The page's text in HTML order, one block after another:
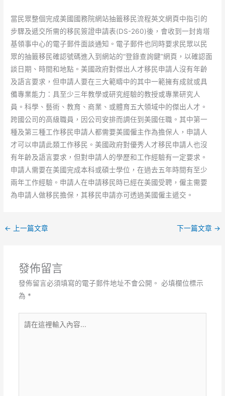
當民眾整個完成美國國務院網站抽籤移民流程英文網頁中指引的
步驟及遞交所需的移民簽證申請表(DS-260)後，會收到一封肯塔
基領事中心的電子郵件面談通知。電子郵件也同時要求民眾以民
眾的抽籤移民確認號碼進入到網站的“登錄查詢鍵”網頁，以確認面
談日期、時間和地點。美國政府對傑出人才移民申請人沒有年齡
及語言要求，但申請人要在三大範疇中的其中一範擁有成就或具
備專業能力：具至少三年教學或研究經驗的教授或專業研究人
員。科學、藝術、教育、商業、或體育五大領域中的傑出人才。
跨國公司的高級職員，因公司安排而調任到美國任職。其中第一
種及第三種工作移民申請人都需要美國僱主作為擔保人，申請人
才可以申請此類工作移民。美國政府對優秀人才移民申請人也沒
有年齡及語言要求，但對申請人的學歷和工作經驗有一定要求。
申請人需要在美國完成本科或碩士學位，在過去五年時間有至少
兩年工作經驗。申請人在申請移民時已經在美國受聘，僱主需要
為申請人做移民擔保，其移民申請亦可透過美國僱主遞交。
← 上一篇文章 下一篇文章 →
發佈留言
發佈留言必須填寫的電子郵件地址不會公開。 必填欄位標示
為 *